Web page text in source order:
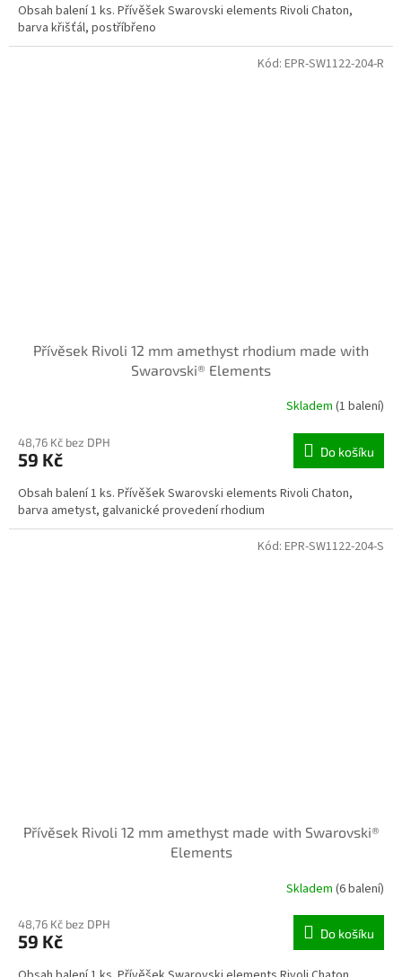
Obsah balení 1 ks. Přívěšek Swarovski elements Rivoli Chaton,
barva křišťál, postříbřeno
Přívěsek Rivoli 12 mm amethyst rhodium made with
Swarovski® Elements
Skladem (1 balení)
48,76 Kč bez DPH
59 Kč Do košíku
Obsah balení 1 ks. Přívěšek Swarovski elements Rivoli Chaton,
barva ametyst, galvanické provedení rhodium
Kód: EPR-SW1122-204-R
Přívěsek Rivoli 12 mm amethyst made with Swarovski®
Elements
Skladem (6 balení)
48,76 Kč bez DPH
59 Kč Do košíku
Kód: EPR-SW1122-204-S